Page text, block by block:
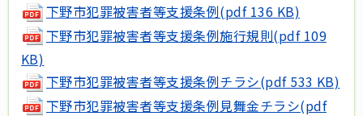
下野市犯罪被害者等支援条例(pdf 136 KB)
下野市犯罪被害者等支援条例施行規則(pdf 109
KB)
下野市犯罪被害者等支援条例チラシ(pdf 533 KB)
下野市犯罪被害者等支援条例見舞金チラシ(pdf